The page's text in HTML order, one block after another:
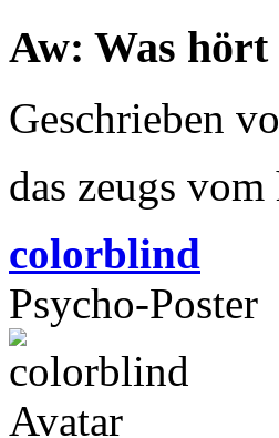
Aw: Was
Geschrieben
das zeugs
colorblind
Psycho-Poster